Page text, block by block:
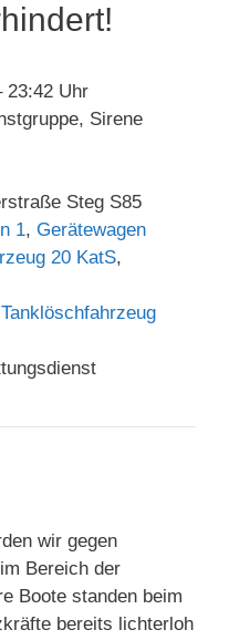
23:42 Uhr
Sirene
Steg S85
1, Gerätewagen
20 KatS,
Tanklöschfahrzeug
wir gegen
Bereich der
Boote standen beim
bereits lichterloh